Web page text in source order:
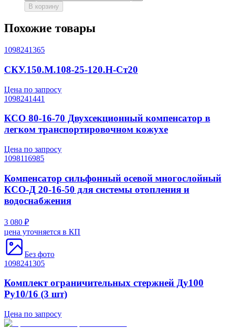
В корзину
Похожие товары
1098241365
СКУ.150.М.108-25-120.Н-Ст20
Цена по запросу
1098241441
КСО 80-16-70 Двухсекционный компенсатор в
легком транспортировочном кожухе
Цена по запросу
1098116985
Компенсатор сильфонный осевой многослойный
КСО-Д 20-16-50 для системы отопления и
водоснабжения
3 080 ₽
цена уточняется в КП
Без фото
1098241305
Комплект ограничительных стержней Ду100
Ру10/16 (3 шт)
Цена по запросу